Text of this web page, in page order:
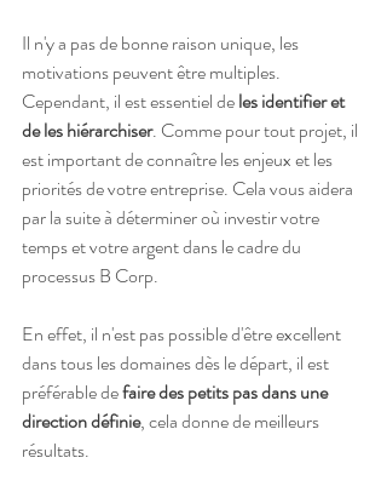
Il n'y a pas de bonne raison unique, les
motivations peuvent être multiples.
Cependant, il est essentiel de les identifier et
de les hiérarchiser. Comme pour tout projet, il
est important de connaître les enjeux et les
priorités de votre entreprise. Cela vous aidera
par la suite à déterminer où investir votre
temps et votre argent dans le cadre du
processus B Corp.
En effet, il n'est pas possible d'être excellent
dans tous les domaines dès le départ, il est
préférable de faire des petits pas dans une
direction définie, cela donne de meilleurs
résultats.